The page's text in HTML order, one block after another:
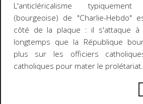
L'anticléricalisme
(bourgeoise) de "Charlie-Hebdo"
côté de la plaque : il s'attaque
longtemps que la République
plus sur les officiers
catholiques pour mater le prolétariat.